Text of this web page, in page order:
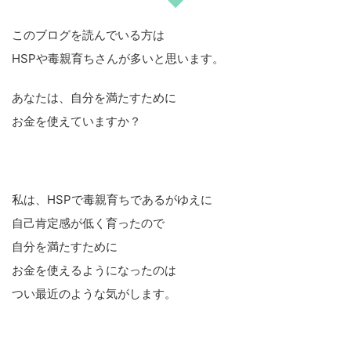
このブログを読んでいる方は
HSPや毒親育ちさんが多いと思います。
あなたは、自分を満たすために
お金を使えていますか？
私は、HSPで毒親育ちであるがゆえに
自己肯定感が低く育ったので
自分を満たすために
お金を使えるようになったのは
つい最近のような気がします。